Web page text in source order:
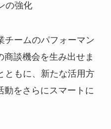
の強化
チームのパフォーマン
商談機会を生み出せま
ともに、新たな活用方
動をさらにスマートに